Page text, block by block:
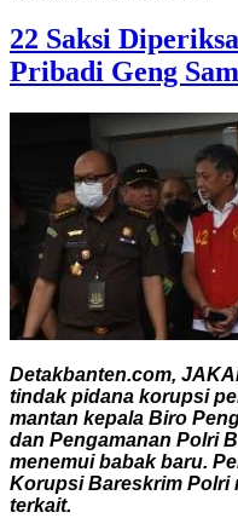
22 Saksi
Pribadi Geng
Detakbanten.com,
tindak pidana korupsi
mantan kepala Biro
dan Pengamanan Polri
menemui babak baru.
Korupsi Bareskrim Polri
terkait.